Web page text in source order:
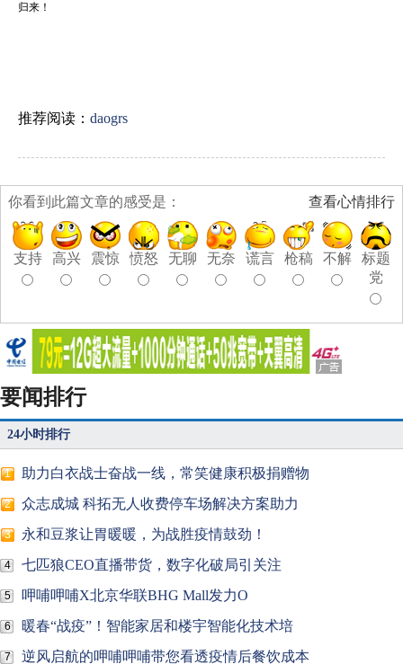
归来！
推荐阅读： daogrs
查看心情排行
你看到此篇文章的感受是：
支持 高兴 震惊 愤怒 无聊 无奈 谎言 枪稿 不解
标题
党
要闻排行
24小时排行
1 助力白衣战士奋战一线，常笑健康积极捐赠物
2 众志成城 科拓无人收费停车场解决方案助力
3 永和豆浆让胃暖暖，为战胜疫情鼓劲！
4 七匹狼CEO直播带货，数字化破局引关注
5 呷哺呷哺X北京华联BHG Mall发力O
6 暖春“战疫”！智能家居和楼宇智能化技术培
7 逆风启航的呷哺呷哺带您看透疫情后餐饮成本